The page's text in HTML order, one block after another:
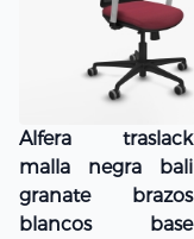
Alfera traslack
malla negra bali
granate brazos
blancos base